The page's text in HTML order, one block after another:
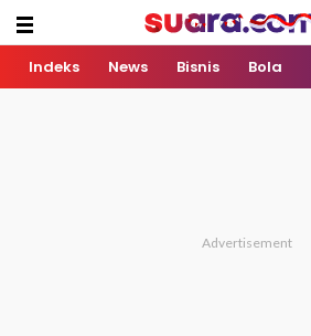
Indeks News Bisnis Bola